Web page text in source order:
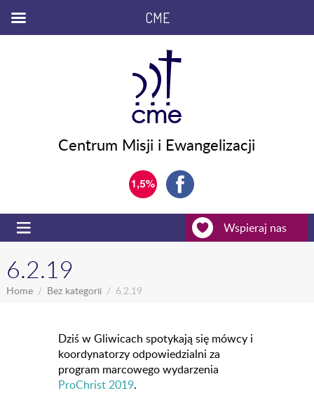
Centrum Misji i Ewangelizacji
Wspieraj nas
6.2.19
Home Bez kategorii 6.2.19
Dziś w Gliwicach spotykają się mówcy i
koordynatorzy odpowiedzialni za
program marcowego wydarzenia
ProChrist 2019.
CME